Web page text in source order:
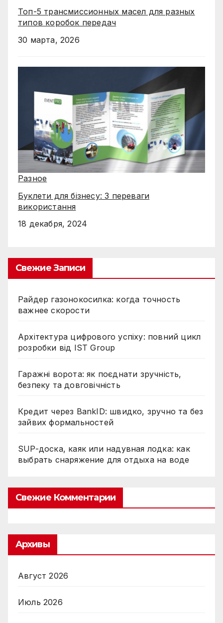
Топ-5 трансмиссионных масел для разных
типов коробок передач
30 марта, 2026
Разное
Буклети для бізнесу: 3 переваги
використання
18 декабря, 2024
Свежие Записи
Райдер газонокосилка: когда точность
важнее скорости
Архітектура цифрового успіху: повний цикл
розробки від IST Group
Гаражні ворота: як поєднати зручність,
безпеку та довговічність
Кредит через BankID: швидко, зручно та без
зайвих формальностей
SUP-доска, каяк или надувная лодка: как
выбрать снаряжение для отдыха на воде
Свежие Комментарии
Архивы
Август 2026
Июль 2026